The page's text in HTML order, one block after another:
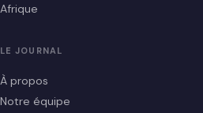
Afrique
LE JOURNAL
À propos
Notre équipe